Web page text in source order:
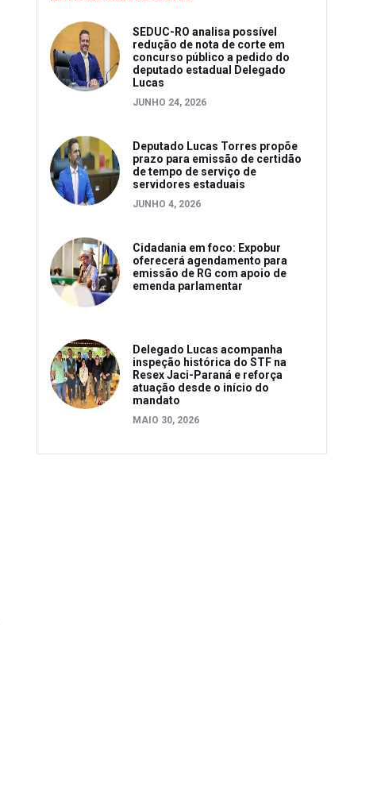
SEDUC-RO analisa possível
redução de nota de corte em
concurso público a pedido do
deputado estadual Delegado
Lucas
JUNHO 24, 2026
Deputado Lucas Torres propõe
prazo para emissão de certidão
de tempo de serviço de
servidores estaduais
JUNHO 4, 2026
Cidadania em foco: Expobur
oferecerá agendamento para
emissão de RG com apoio de
emenda parlamentar
Delegado Lucas acompanha
inspeção histórica do STF na
Resex Jaci-Paraná e reforça
atuação desde o início do
mandato
MAIO 30, 2026